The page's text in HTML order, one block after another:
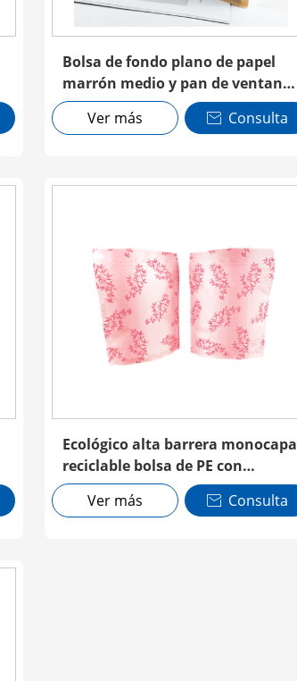
Bolsa de fondo plano de papel
marrón medio y pan de ventana
transparente con corbata de
estaño
Ver más  Consulta
Ecológico alta barrera monocapa
reciclable bolsa de PE con
cremallera
Ver más  Consulta